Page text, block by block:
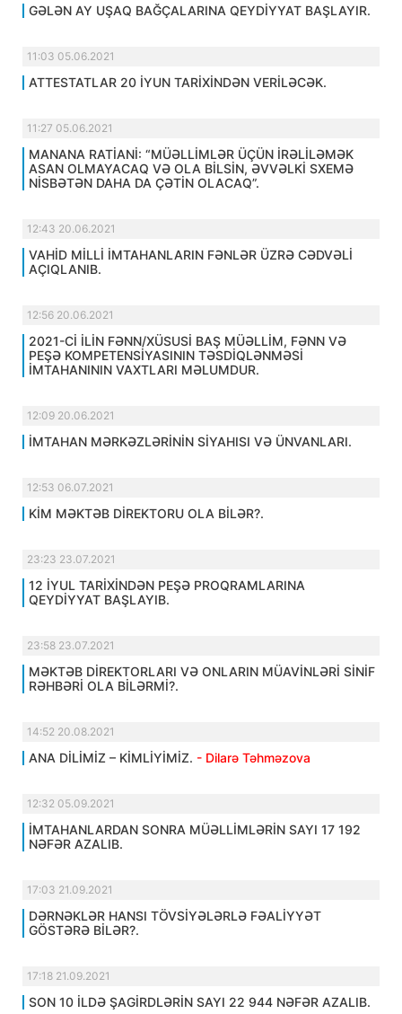
GƏLƏN AY UŞAQ BAĞÇALARINA QEYDİYYAT BAŞLAYIR.
11:03 05.06.2021
ATTESTATLAR 20 İYUN TARİXİNDƏN VERİLƏCƏK.
11:27 05.06.2021
MANANA RATİANİ: “MÜƏLLİMLƏR ÜÇÜN İRƏLİLƏMƏK
ASAN OLMAYACAQ VƏ OLA BİLSİN, ƏVVƏLKİ SXEMƏ
NİSBƏTƏN DAHA DA ÇƏTİN OLACAQ”.
12:43 20.06.2021
VAHİD MİLLİ İMTAHANLARIN FƏNLƏR ÜZRƏ CƏDVƏLİ
AÇIQLANIB.
12:56 20.06.2021
2021-Cİ İLİN FƏNN/XÜSUSİ BAŞ MÜƏLLİM, FƏNN VƏ
PEŞƏ KOMPETENSİYASININ TƏSDİQLƏNMƏSİ
İMTAHANININ VAXTLARI MƏLUMDUR.
12:09 20.06.2021
İMTAHAN MƏRKƏZLƏRİNİN SİYAHISI VƏ ÜNVANLARI.
12:53 06.07.2021
KİM MƏKTƏB DİREKTORU OLA BİLƏR?.
23:23 23.07.2021
12 İYUL TARİXİNDƏN PEŞƏ PROQRAMLARINA
QEYDİYYAT BAŞLAYIB.
23:58 23.07.2021
MƏKTƏB DİREKTORLARI VƏ ONLARIN MÜAVİNLƏRİ SİNİF
RƏHBƏRİ OLA BİLƏRMİ?.
14:52 20.08.2021
ANA DİLİMİZ – KİMLİYİMİZ. - Dilarə Təhməzova
12:32 05.09.2021
İMTAHANLARDAN SONRA MÜƏLLİMLƏRİN SAYI 17 192
NƏFƏR AZALIB.
17:03 21.09.2021
DƏRNƏKLƏR HANSI TÖVSİYƏLƏRLƏ FƏALİYYƏT
GÖSTƏRƏ BİLƏR?.
17:18 21.09.2021
SON 10 İLDƏ ŞAGİRDLƏRİN SAYI 22 944 NƏFƏR AZALIB.